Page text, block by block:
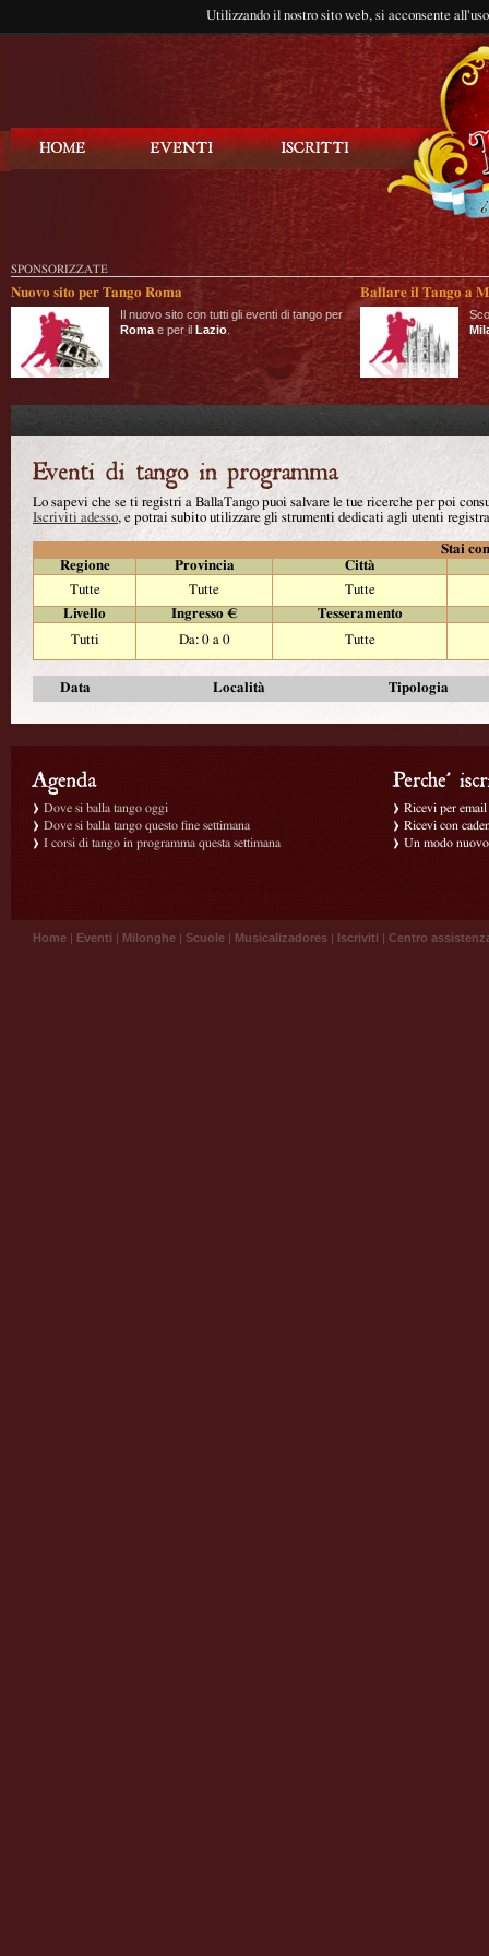
Utilizzando il nostro sito web, si acconsente
SPONSORIZZATE
Nuovo sito per Tango Roma
Il nuovo sito con tutti gli eventi di tango per
Roma e per il Lazio
Ballare il Tango a
Lo sapevi che se ti registri a BallaTango puoi salvare le tue ricerche per poi
Iscriviti adesso, e potrai subito utilizzare gli strumenti dedicati agli utenti
Stai
Regione
Provincia
Città
Tutte
Tutte
Tutte
Livello
Ingresso €
Tesseramento
Tutti
Da: 0 a 0 Tutte
Data Località Tipologia
Dove si balla tango oggi
Dove si balla tango questo fine settimana
I corsi di tango in programma questa settimana
Ricevi per
Ricevi con
Un modo
Home | Eventi | Milonghe | Scuole | Musicalizadores | Iscriviti | Centro